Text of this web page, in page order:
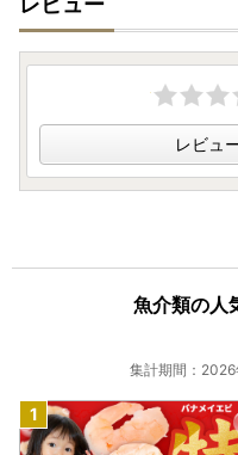
レビュ
魚介類の人
集計期間：